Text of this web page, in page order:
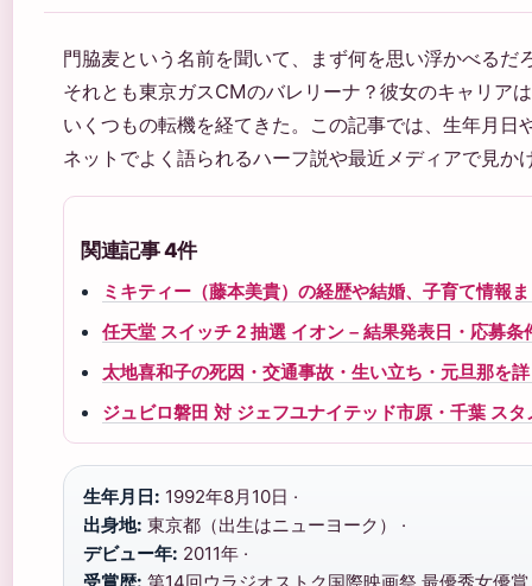
門脇麦という名前を聞いて、まず何を思い浮かべるだ
それとも東京ガスCMのバレリーナ？彼女のキャリア
いくつもの転機を経てきた。この記事では、生年月日
ネットでよく語られるハーフ説や最近メディアで見
関連記事 4件
ミキティー（藤本美貴）の経歴や結婚、子育て情報
任天堂 スイッチ 2 抽選 イオン – 結果発表日・応募条
太地喜和子の死因・交通事故・生い立ち・元旦那を
ジュビロ磐田 対 ジェフユナイテッド市原・千葉 ス
生年月日: 1992年8月10日 ·
出身地: 東京都（出生はニューヨーク） ·
デビュー年: 2011年 ·
受賞歴: 第14回ウラジオストク国際映画祭 最優秀女優賞